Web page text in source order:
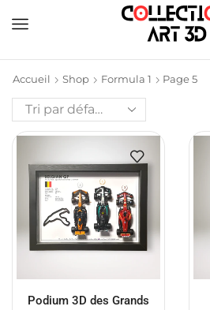
Accueil Shop Formula 1 Page 5
Podium 3D des Grands